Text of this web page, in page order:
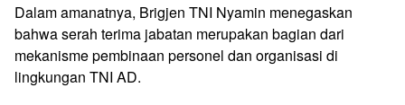
Dalam amanatnya, Brigjen TNI Nyamin menegaskan
bahwa serah terima jabatan merupakan bagian dari
mekanisme pembinaan personel dan organisasi di
lingkungan TNI AD.